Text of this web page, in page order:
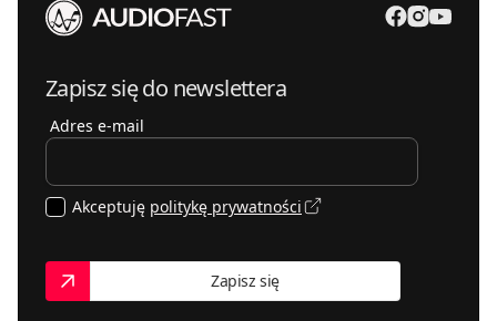
Zapisz się do newslettera
Adres e-mail
Akceptuję politykę prywatności
Zapisz się